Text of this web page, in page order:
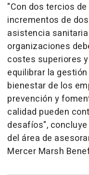
"Con dos tercios
incrementos de
asistencia
organizaciones
costes superiores
equilibrar la
bienestar de los
prevención y
calidad pueden
desafíos",
del área de
Mercer Marsh